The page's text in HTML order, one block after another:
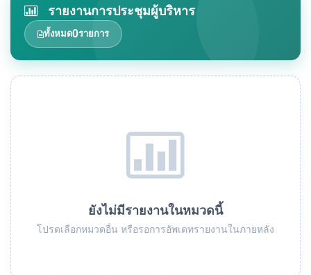
รายงานการประชุมผู้บริหาร
ทั้งหมด0รายการ
ยังไม่มีรายงานในหมวดนี้
โปรดเลือกหมวดอื่น หรือรอการอัพเดทรายงานในภายหลัง